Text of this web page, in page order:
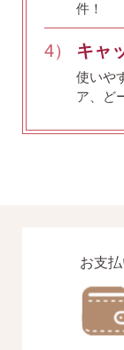
件！
4） キャ
使いや
ア、ど
お支